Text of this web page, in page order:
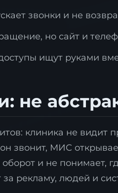
звонки и не
но сайт и
ищут руками
не
клиника не видит
звонит, МИС
оборот и не понимает,
рекламу, людей и